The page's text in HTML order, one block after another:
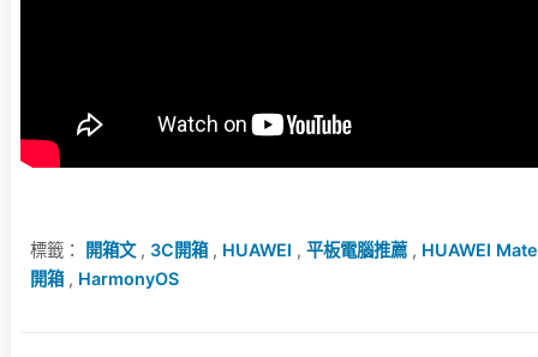
標籤： 開箱文, 3C開箱, HUAWEI , 平板電腦推薦, HUAWEI
開箱, HarmonyOS